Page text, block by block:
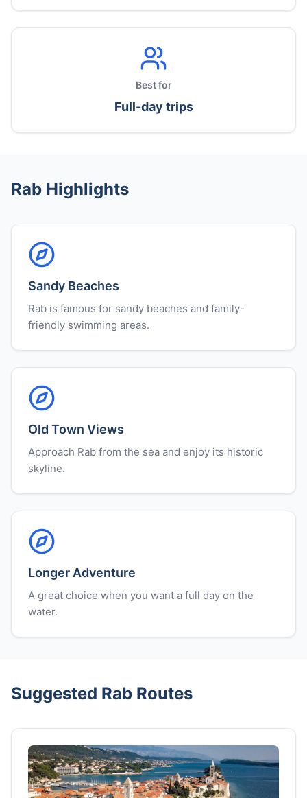
Best for
Full-day trips
Rab Highlights
Sandy Beaches
Rab is famous for sandy beaches and family-
friendly swimming areas.
Old Town Views
Approach Rab from the sea and enjoy its historic
skyline.
Longer Adventure
A great choice when you want a full day on the
water.
Suggested Rab Routes